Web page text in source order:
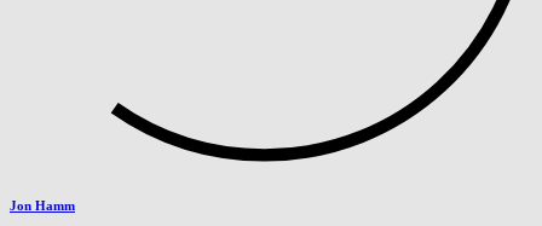
Jon Hamm